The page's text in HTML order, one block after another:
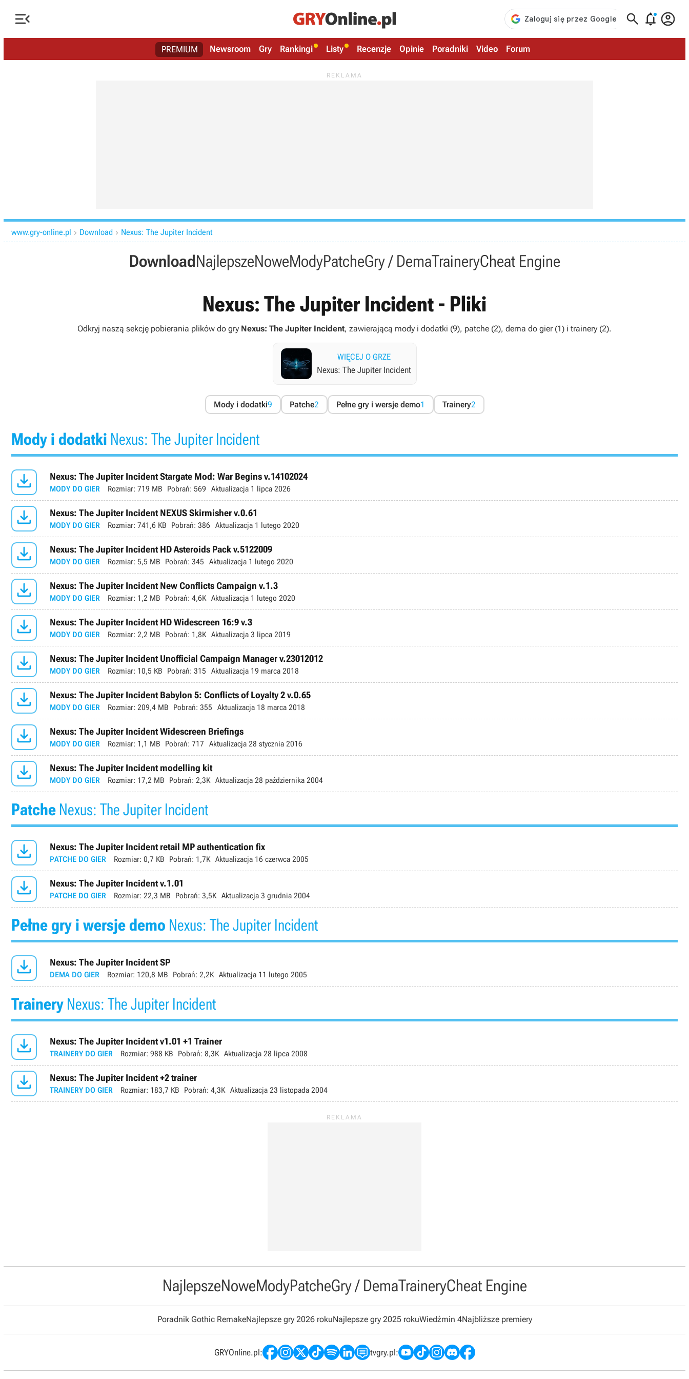
   
PREMIUM Newsroom Gry Rankingi Listy Recenzje Opinie Poradniki Video Forum
www.gry-online.pl  Download  Nexus: The Jupiter Incident
DownloadNajlepszeNoweModyPatcheGry / DemaTraineryCheat Engine
Nexus: The Jupiter Incident - Pliki
Odkryj naszą sekcję pobierania plików do gry Nexus: The Jupiter Incident, zawierającą mody i dodatki (9), patche (2), dema do gier (1) i trainery (2).
WIĘCEJ O GRZE
Nexus: The Jupiter Incident
Mody i dodatki9 Patche2 Pełne gry i wersje demo1 Trainery2
Mody i dodatki Nexus: The Jupiter Incident
 Nexus: The Jupiter Incident Stargate Mod: War Begins v.14102024
MODY DO GIER Rozmiar: 719 MB Pobrań: 569 Aktualizacja 1 lipca 2026
 Nexus: The Jupiter Incident NEXUS Skirmisher v.0.61
MODY DO GIER Rozmiar: 741,6 KB Pobrań: 386 Aktualizacja 1 lutego 2020
 Nexus: The Jupiter Incident HD Asteroids Pack v.5122009
MODY DO GIER Rozmiar: 5,5 MB Pobrań: 345 Aktualizacja 1 lutego 2020
 Nexus: The Jupiter Incident New Conflicts Campaign v.1.3
MODY DO GIER Rozmiar: 1,2 MB Pobrań: 4,6K Aktualizacja 1 lutego 2020
 Nexus: The Jupiter Incident HD Widescreen 16:9 v.3
MODY DO GIER Rozmiar: 2,2 MB Pobrań: 1,8K Aktualizacja 3 lipca 2019
 Nexus: The Jupiter Incident Unofficial Campaign Manager v.23012012
MODY DO GIER Rozmiar: 10,5 KB Pobrań: 315 Aktualizacja 19 marca 2018
 Nexus: The Jupiter Incident Babylon 5: Conflicts of Loyalty 2 v.0.65
MODY DO GIER Rozmiar: 209,4 MB Pobrań: 355 Aktualizacja 18 marca 2018
 Nexus: The Jupiter Incident Widescreen Briefings
MODY DO GIER Rozmiar: 1,1 MB Pobrań: 717 Aktualizacja 28 stycznia 2016
 Nexus: The Jupiter Incident modelling kit
MODY DO GIER Rozmiar: 17,2 MB Pobrań: 2,3K Aktualizacja 28 października 2004
Patche Nexus: The Jupiter Incident
 Nexus: The Jupiter Incident retail MP authentication fix
PATCHE DO GIER Rozmiar: 0,7 KB Pobrań: 1,7K Aktualizacja 16 czerwca 2005
 Nexus: The Jupiter Incident v.1.01
PATCHE DO GIER Rozmiar: 22,3 MB Pobrań: 3,5K Aktualizacja 3 grudnia 2004
Pełne gry i wersje demo Nexus: The Jupiter Incident
 Nexus: The Jupiter Incident SP
DEMA DO GIER Rozmiar: 120,8 MB Pobrań: 2,2K Aktualizacja 11 lutego 2005
Trainery Nexus: The Jupiter Incident
 Nexus: The Jupiter Incident v1.01 +1 Trainer
TRAINERY DO GIER Rozmiar: 988 KB Pobrań: 8,3K Aktualizacja 28 lipca 2008
 Nexus: The Jupiter Incident +2 trainer
TRAINERY DO GIER Rozmiar: 183,7 KB Pobrań: 4,3K Aktualizacja 23 listopada 2004
NajlepszeNoweModyPatcheGry / DemaTraineryCheat Engine
Poradnik Gothic RemakeNajlepsze gry 2026 rokuNajlepsze gry 2025 rokuWiedźmin 4Najbliższe premiery
GRYOnline.pl: tvgry.pl: